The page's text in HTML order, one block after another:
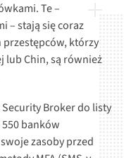
Te –
– stają się coraz
przestępców, którzy
lub Chin, są również
Security Broker do listy
banków
zasoby przed